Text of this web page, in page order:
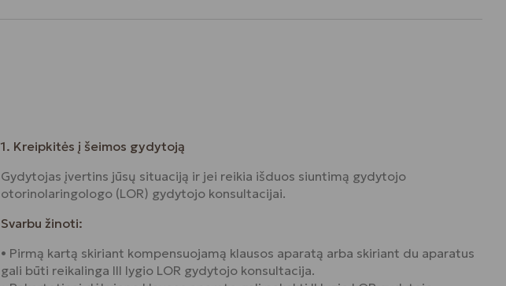
1. Kreipkitės į šeimos gydytoją
Gydytojas įvertins jūsų situaciją ir jei reikia išduos siuntimą gydytojo
otorinolaringologo (LOR) gydytojo konsultacijai.
Svarbu žinoti:
• Pirmą kartą skiriant kompensuojamą klausos aparatą arba skiriant du aparatus
gali būti reikalinga III lygio LOR gydytojo konsultacija.